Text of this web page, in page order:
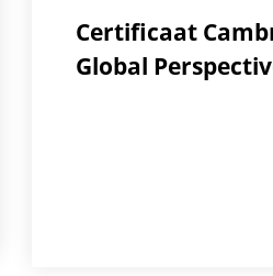
Certificaat
Global